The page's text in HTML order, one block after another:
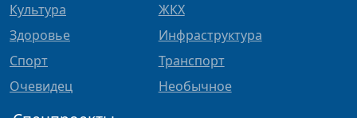
Культура
Здоровье
Спорт
Очевидец
ЖКХ
Инфраструктура
Транспорт
Необычное